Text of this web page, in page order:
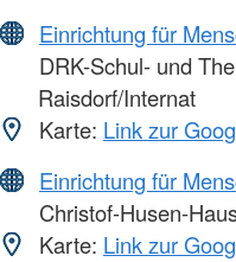
Einrichtung für
DRK-Schul- und
Raisdorf/Internat
Karte: Link zur
Einrichtung für
Christof-Husen-
Karte: Link zur